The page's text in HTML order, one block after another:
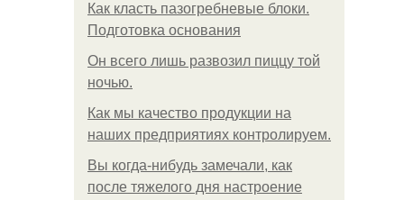
Как класть пазогребневые блоки.
Подготовка основания
Он всего лишь развозил пиццу той
ночью.
Как мы качество продукции на
наших предприятиях контролируем.
Вы когда-нибудь замечали, как
после тяжелого дня настроение